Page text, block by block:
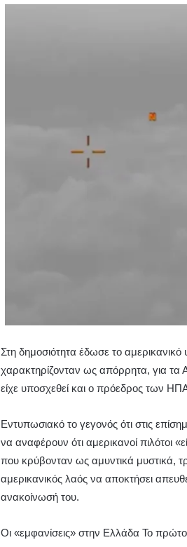
Στη δημοσιότητα έδωσε το
χαρακτηρίζονταν ως απόρρητα, για τα
είχε υποσχεθεί και ο πρόεδρος των
Εντυπωσιακό το γεγονός ότι στις
να αναφέρουν ότι αμερικανοί πιλότοι
που κρύβονταν ως αμυντικά μυστικά,
αμερικανικός λαός να αποκτήσει
ανακοίνωσή του.
Οι «εμφανίσεις» στην Ελλάδα Το πρώτο